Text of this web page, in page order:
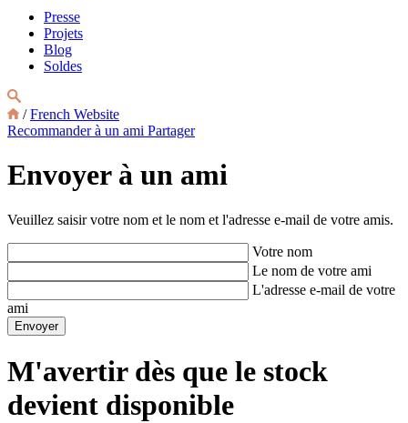
Presse
Projets
Blog
Soldes
/French Website
Recommander à un ami Partager
Envoyer à un ami
Veuillez saisir votre nom et le nom et l'adresse e-mail de votre amis.
Votre nom
Le nom de votre ami
L'adresse e-mail de votre
ami
M'avertir dès que le stock
devient disponible